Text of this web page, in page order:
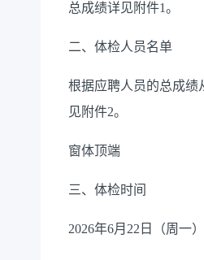
总成绩详见附件1。
二、体检人员名单
根据应聘人员的总成绩
见附件2。
窗体顶端
三、体检时间
2026年6月22日（周一）